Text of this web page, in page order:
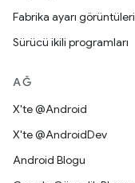
Fabrika ayarı görüntüleri
Sürücü ikili programları
AĞ
X'te @Android
X'te @AndroidDev
Android Blogu